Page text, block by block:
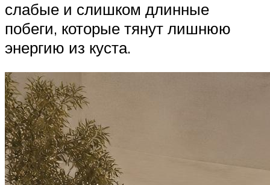
слабые и слишком длинные
побеги, которые тянут лишнюю
энергию из куста.